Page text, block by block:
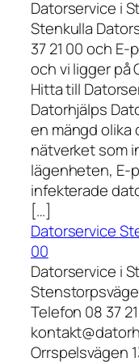
Datorservice i
Stenkulla
37 21 00 och
och vi ligger på
Hitta till
Datorhjälps
en mängd olika
nätverket som
lägenheten, E-
infekterade
[…]
Datorservice
00
Datorservice i
Telefon 08 37
Orrspelsvägen